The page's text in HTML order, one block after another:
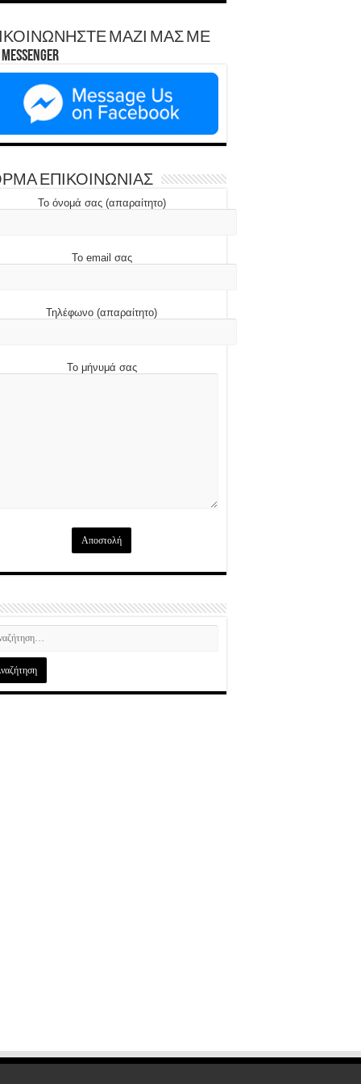
ΜΑΖΙ ΜΑΣ ΜΕ
ΕΠΙΚΟΙΝΩΝΙΑΣ
Το όνομά σας (απαραίτητο)
Το email σας
Τηλέφωνο (απαραίτητο)
Το μήνυμά σας